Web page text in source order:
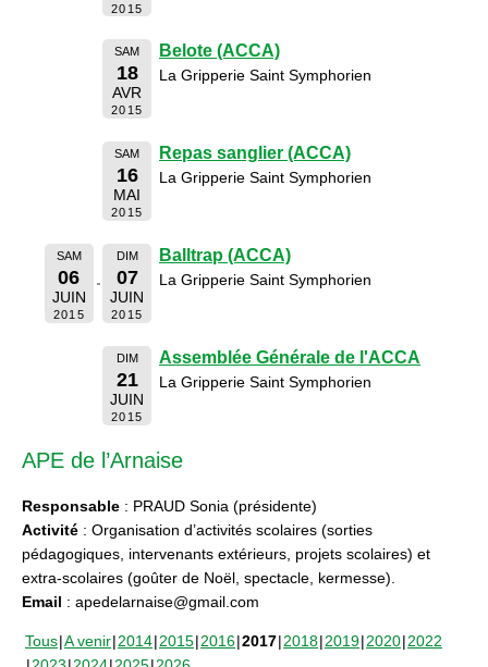
2015
SAM
18
AVR
2015
Belote (ACCA)
La Gripperie Saint Symphorien
SAM
16
MAI
2015
Repas sanglier (ACCA)
La Gripperie Saint Symphorien
SAM
06
JUIN
2015
DIM
07
JUIN
2015
Balltrap (ACCA)
La Gripperie Saint Symphorien
DIM
21
JUIN
2015
Assemblée Générale de l'ACCA
La Gripperie Saint Symphorien
APE de l’Arnaise
Responsable : PRAUD Sonia (présidente)
Activité : Organisation d’activités scolaires (sorties
pédagogiques, intervenants extérieurs, projets scolaires) et
extra-scolaires (goûter de Noël, spectacle, kermesse).
Email : apedelarnaise@gmail.com
Tous A venir 2014 2015 2016 2017 2018 2019 2020 2022